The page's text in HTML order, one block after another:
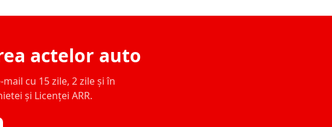
actelor auto
cu 15 zile, 2 zile și în
și Licenței ARR.